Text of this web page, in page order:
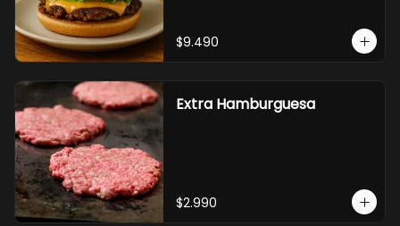
$9.490
Extra Hamburguesa
$2.990